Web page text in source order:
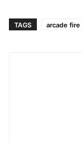
TAGS arcade fire